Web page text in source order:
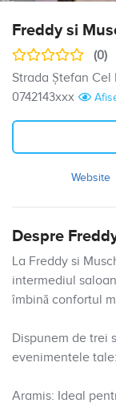
Freddy si
(0)
Strada Ștefan Cel
0742143xxx
Website
Despre
La Freddy si
intermediul
îmbină confortul
Dispunem de trei
evenimentele tale:
Aramis: Ideal